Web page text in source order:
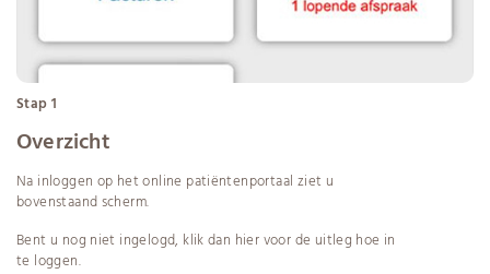
Stap 1
Overzicht
Na inloggen op het online patiëntenportaal ziet u
bovenstaand scherm.
Bent u nog niet ingelogd, klik dan hiervoor de uitleg hoe in
te loggen.